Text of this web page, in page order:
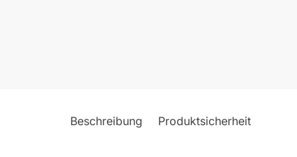
Beschreibung Produktsicherheit